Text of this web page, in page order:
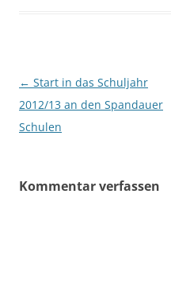
entsprechenden CDU-
Antrag um. Die CDU-
Fraktion Spandau…
Beitragsnavigation
← Start in das Schuljahr
2012/13 an den Spandauer
Schulen
Kommentar verfassen